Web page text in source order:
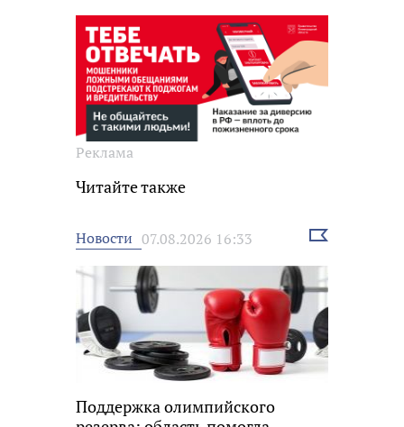
Реклама
Читайте также
Новости 07.08.2026 16:33
Выбрать
Поддержка олимпийского